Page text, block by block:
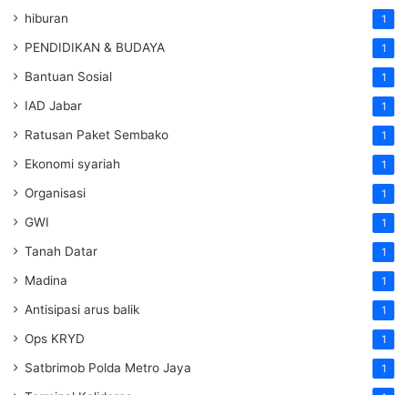
hiburan 1
PENDIDIKAN & BUDAYA 1
Bantuan Sosial 1
IAD Jabar 1
Ratusan Paket Sembako 1
Ekonomi syariah 1
Organisasi 1
GWI 1
Tanah Datar 1
Madina 1
Antisipasi arus balik 1
Ops KRYD 1
Satbrimob Polda Metro Jaya 1